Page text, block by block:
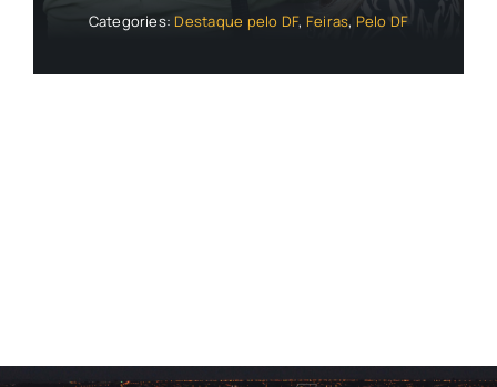
Categories: Destaque pelo DF, Feiras, Pelo DF